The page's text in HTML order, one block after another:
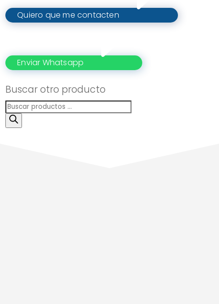
Quiero que me contacten
Enviar Whatsapp
Buscar otro producto
Búsqueda
de
productos